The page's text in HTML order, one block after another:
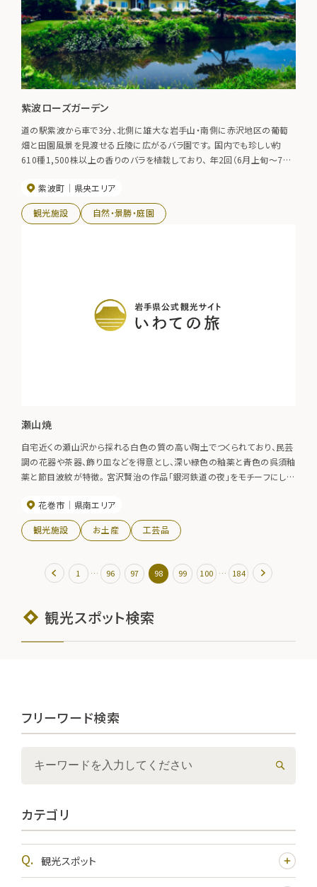
紫波ローズガーデン
道の駅紫波から車で3分、北側に雄大な岩手山・南側に赤沢地区の葡萄
畑と田園風景を見渡せる丘陵に広がるバラ園です。 国内でも珍しい約
610種1,500株以上の香りのバラを植栽しており、 年2回（6月上旬～7月
んの方が訪れます。 南フランスを彷彿させる異国情緒漂う特別な空間で、
バラの香りに包まれながら優雅なひとときをお楽しみください。 春夏のバ
紫波町 県央エリア
観光施設 自然・景勝・庭園
瀬山焼
自宅近くの瀬山沢から採れる白色の質の高い陶土でつくられており、民芸
調の花器や茶器、飾り皿などを得意とし、深い緑色の釉薬と青色の呉須釉
薬と節目波紋が特徴。 宮沢賢治の作品「銀河鉄道の夜」をモチーフにして
花巻市
県南エリア
観光施設 お土産 工芸品
1 … 96 97 98 99 100 … 184
観光スポット検索
フリーワード検索
カテゴリ
観光スポット